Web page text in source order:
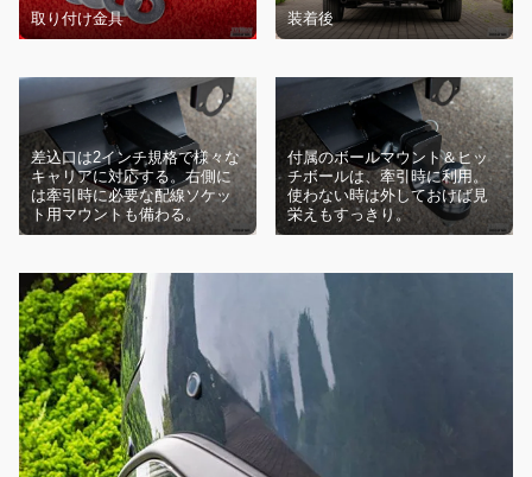
取り付け金具 装着後
差込口は2インチ規格で様々な
キャリアに対応する。右側に
は牽引時に必要な配線ソケッ
ト用マウントも備わる。
付属のボールマウント＆ヒッ
チボールは、牽引時に利用。
使わない時は外しておけば見
栄えもすっきり。